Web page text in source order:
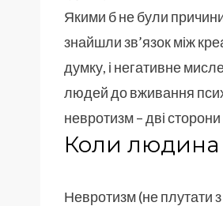
Якими б не були
знайшли зв’язок між
думку, і негативне
людей до вживання
невротизм – дві сторони
Коли людина
Невротизм (не плутати